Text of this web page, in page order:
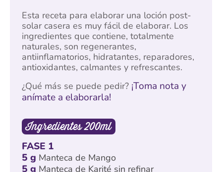
Esta receta para elaborar una loción post-
solar casera es muy fácil de elaborar. Los
ingredientes que contiene, totalmente
naturales, son regenerantes,
antiinflamatorios, hidratantes, reparadores,
antioxidantes, calmantes y refrescantes.
¿Qué más se puede pedir? ¡Toma nota y
anímate a elaborarla!
Ingredientes 200ml
FASE 1
5 g Manteca de Mango
5 g Manteca de Karité sin refinar